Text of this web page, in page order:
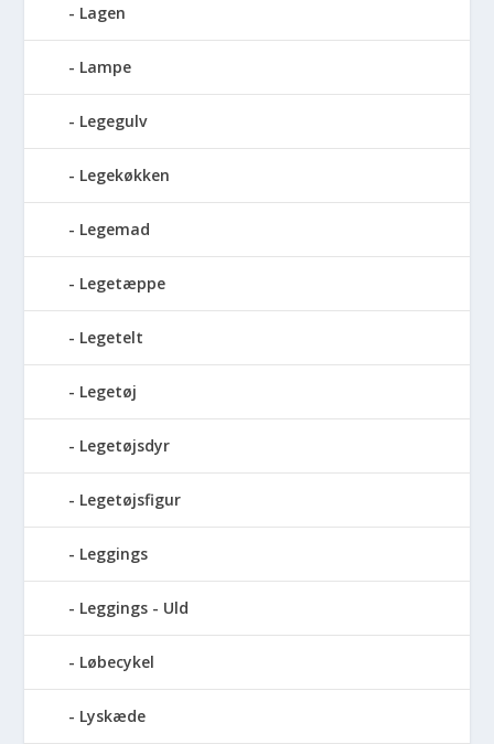
Lagen
Lampe
Legegulv
Legekøkken
Legemad
Legetæppe
Legetelt
Legetøj
Legetøjsdyr
Legetøjsfigur
Leggings
Leggings - Uld
Løbecykel
Lyskæde